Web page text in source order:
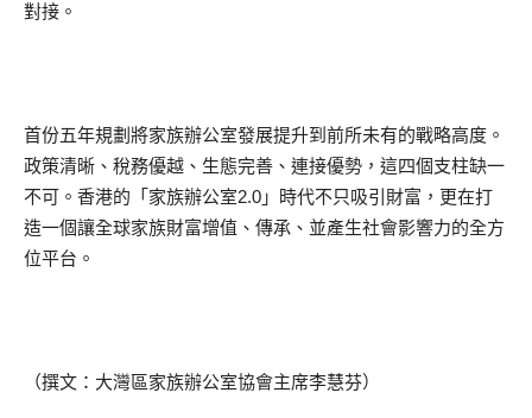
對接。
首份五年規劃將家族辦公室發展提升到前所未有的戰略高度。
政策清晰、稅務優越、生態完善、連接優勢，這四個支柱缺一
不可。香港的「家族辦公室2.0」時代不只吸引財富，更在打
造一個讓全球家族財富增值、傳承、並產生社會影響力的全方
位平台。
（撰文：大灣區家族辦公室協會主席李慧芬）